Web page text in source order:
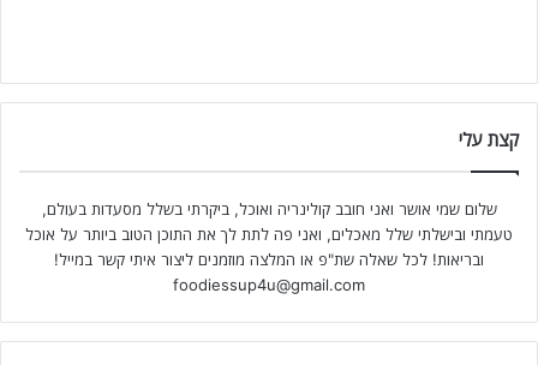
קצת עלי
שלום שמי אושר ואני חובב קולינריה ואוכל, ביקרתי בשלל מסעדות בעולם,
טעמתי ובישלתי שלל מאכלים, ואני פה לתת לך את התוכן הטוב ביותר על אוכל
ובריאות! לכל שאלה שת"פ או המלצה מוזמנים ליצור איתי קשר במייל!
foodiessup4u@gmail.com